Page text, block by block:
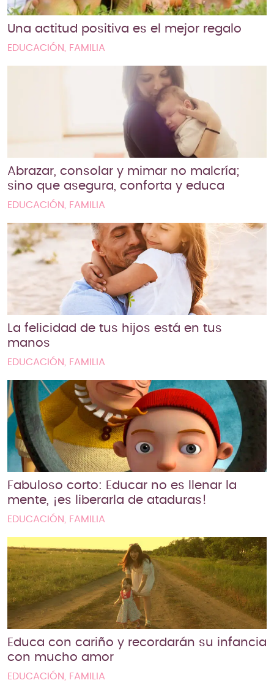
Una actitud positiva es el mejor regalo
EDUCACIÓN, FAMILIA
Abrazar, consolar y mimar no malcría;
sino que asegura, conforta y educa
EDUCACIÓN, FAMILIA
La felicidad de tus hijos está en tus
manos
EDUCACIÓN, FAMILIA
Fabuloso corto: Educar no es llenar la
mente, ¡es liberarla de ataduras!
EDUCACIÓN, FAMILIA
Educa con cariño y recordarán su infancia
con mucho amor
EDUCACIÓN, FAMILIA